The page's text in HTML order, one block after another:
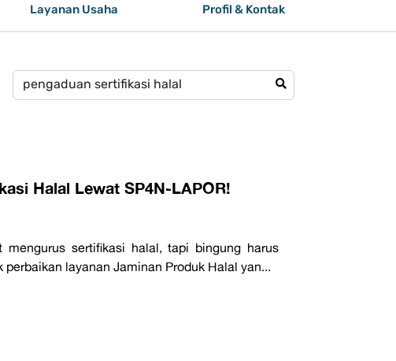
Layanan Usaha Profil & Kontak
Halal Lewat SP4N-LAPOR!
mengurus sertifikasi halal, tapi bingung harus
layanan Jaminan Produk Halal yan...